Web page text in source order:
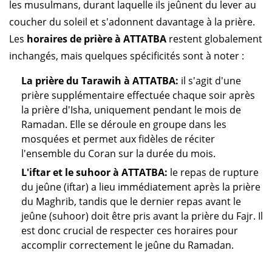
les musulmans, durant laquelle ils jeûnent du lever au
coucher du soleil et s'adonnent davantage à la prière.
Les horaires de prière à ATTATBA restent globalement
inchangés, mais quelques spécificités sont à noter :
La prière du Tarawih à ATTATBA: il s'agit d'une
prière supplémentaire effectuée chaque soir après
la prière d'Isha, uniquement pendant le mois de
Ramadan. Elle se déroule en groupe dans les
mosquées et permet aux fidèles de réciter
l'ensemble du Coran sur la durée du mois.
L'iftar et le suhoor à ATTATBA: le repas de rupture
du jeûne (iftar) a lieu immédiatement après la prière
du Maghrib, tandis que le dernier repas avant le
jeûne (suhoor) doit être pris avant la prière du Fajr. Il
est donc crucial de respecter ces horaires pour
accomplir correctement le jeûne du Ramadan.